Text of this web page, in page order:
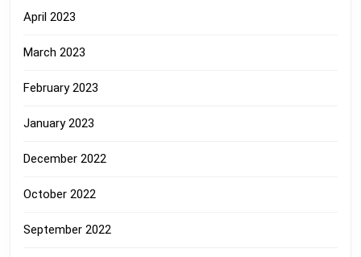
April 2023
March 2023
February 2023
January 2023
December 2022
October 2022
September 2022